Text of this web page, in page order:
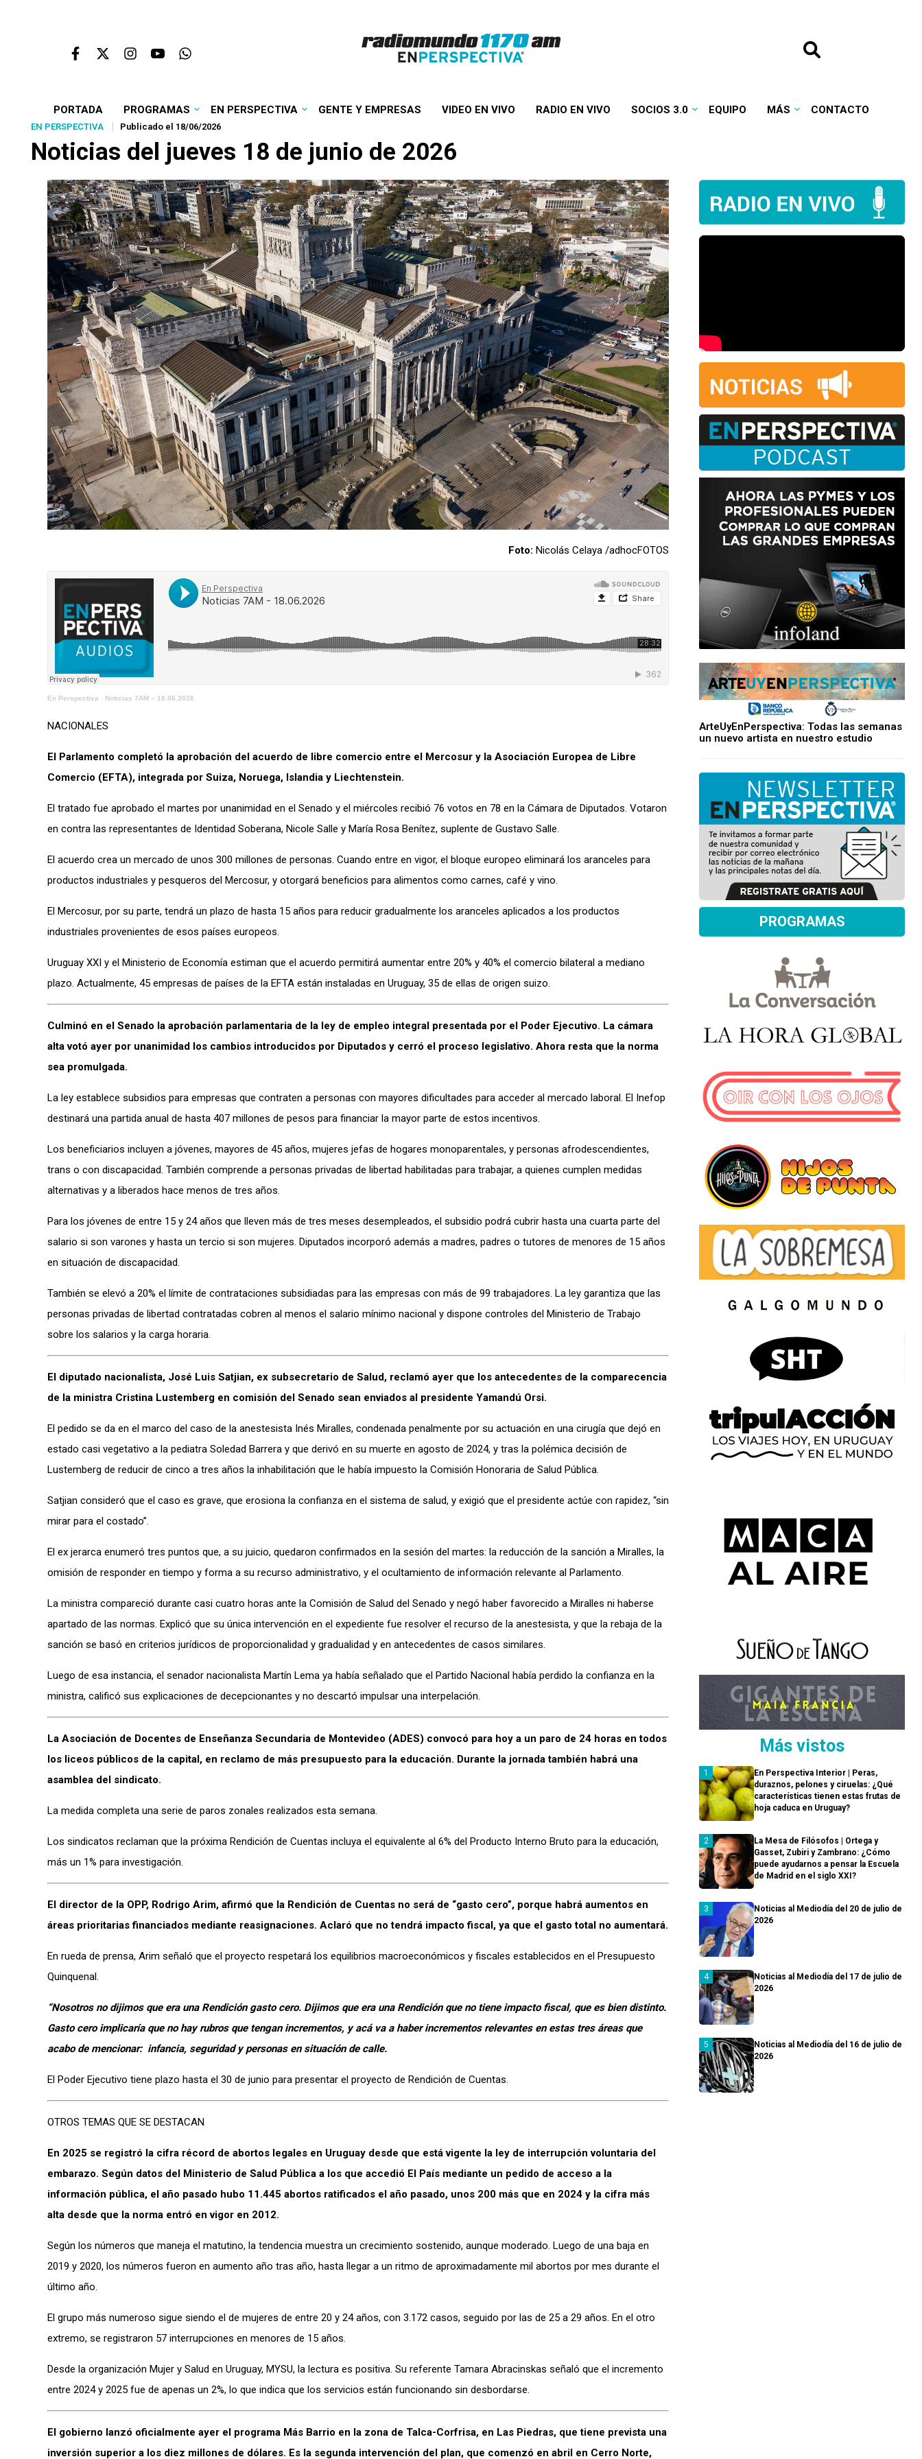
PORTADA PROGRAMAS EN PERSPECTIVA GENTE Y EMPRESAS VIDEO EN VIVO RADIO EN VIVO SOCIOS 3.0 EQUIPO MÁS CONTACTO
EN PERSPECTIVA Publicado el 18/06/2026
Noticias del jueves 18 de junio de 2026
Foto: Nicolás Celaya /adhocFOTOS
En Perspectiva · Noticias 7AM – 18.06.2026
NACIONALES
El Parlamento completó la aprobación del acuerdo de libre comercio entre el Mercosur y la Asociación Europea de Libre
Comercio (EFTA), integrada por Suiza, Noruega, Islandia y Liechtenstein.
El tratado fue aprobado el martes por unanimidad en el Senado y el miércoles recibió 76 votos en 78 en la Cámara de Diputados. Votaron
en contra las representantes de Identidad Soberana, Nicole Salle y María Rosa Benítez, suplente de Gustavo Salle.
El acuerdo crea un mercado de unos 300 millones de personas. Cuando entre en vigor, el bloque europeo eliminará los aranceles para
productos industriales y pesqueros del Mercosur, y otorgará beneficios para alimentos como carnes, café y vino.
El Mercosur, por su parte, tendrá un plazo de hasta 15 años para reducir gradualmente los aranceles aplicados a los productos
industriales provenientes de esos países europeos.
Uruguay XXI y el Ministerio de Economía estiman que el acuerdo permitirá aumentar entre 20% y 40% el comercio bilateral a mediano
plazo. Actualmente, 45 empresas de países de la EFTA están instaladas en Uruguay, 35 de ellas de origen suizo.
Culminó en el Senado la aprobación parlamentaria de la ley de empleo integral presentada por el Poder Ejecutivo. La cámara
alta votó ayer por unanimidad los cambios introducidos por Diputados y cerró el proceso legislativo. Ahora resta que la norma
sea promulgada.
La ley establece subsidios para empresas que contraten a personas con mayores dificultades para acceder al mercado laboral. El Inefop
destinará una partida anual de hasta 407 millones de pesos para financiar la mayor parte de estos incentivos.
Los beneficiarios incluyen a jóvenes, mayores de 45 años, mujeres jefas de hogares monoparentales, y personas afrodescendientes,
trans o con discapacidad. También comprende a personas privadas de libertad habilitadas para trabajar, a quienes cumplen medidas
alternativas y a liberados hace menos de tres años.
Para los jóvenes de entre 15 y 24 años que lleven más de tres meses desempleados, el subsidio podrá cubrir hasta una cuarta parte del
salario si son varones y hasta un tercio si son mujeres. Diputados incorporó además a madres, padres o tutores de menores de 15 años
en situación de discapacidad.
También se elevó a 20% el límite de contrataciones subsidiadas para las empresas con más de 99 trabajadores. La ley garantiza que las
personas privadas de libertad contratadas cobren al menos el salario mínimo nacional y dispone controles del Ministerio de Trabajo
sobre los salarios y la carga horaria.
El diputado nacionalista, José Luis Satjian, ex subsecretario de Salud, reclamó ayer que los antecedentes de la comparecencia
de la ministra Cristina Lustemberg en comisión del Senado sean enviados al presidente Yamandú Orsi.
El pedido se da en el marco del caso de la anestesista Inés Miralles, condenada penalmente por su actuación en una cirugía que dejó en
estado casi vegetativo a la pediatra Soledad Barrera y que derivó en su muerte en agosto de 2024, y tras la polémica decisión de
Lustemberg de reducir de cinco a tres años la inhabilitación que le había impuesto la Comisión Honoraria de Salud Pública.
Satjian consideró que el caso es grave, que erosiona la confianza en el sistema de salud, y exigió que el presidente actúe con rapidez, “sin
mirar para el costado”.
El ex jerarca enumeró tres puntos que, a su juicio, quedaron confirmados en la sesión del martes: la reducción de la sanción a Miralles, la
omisión de responder en tiempo y forma a su recurso administrativo, y el ocultamiento de información relevante al Parlamento.
La ministra compareció durante casi cuatro horas ante la Comisión de Salud del Senado y negó haber favorecido a Miralles ni haberse
apartado de las normas. Explicó que su única intervención en el expediente fue resolver el recurso de la anestesista, y que la rebaja de la
sanción se basó en criterios jurídicos de proporcionalidad y gradualidad y en antecedentes de casos similares.
Luego de esa instancia, el senador nacionalista Martín Lema ya había señalado que el Partido Nacional había perdido la confianza en la
ministra, calificó sus explicaciones de decepcionantes y no descartó impulsar una interpelación.
La Asociación de Docentes de Enseñanza Secundaria de Montevideo (ADES) convocó para hoy a un paro de 24 horas en todos
los liceos públicos de la capital, en reclamo de más presupuesto para la educación. Durante la jornada también habrá una
asamblea del sindicato.
La medida completa una serie de paros zonales realizados esta semana.
Los sindicatos reclaman que la próxima Rendición de Cuentas incluya el equivalente al 6% del Producto Interno Bruto para la educación,
más un 1% para investigación.
El director de la OPP, Rodrigo Arim, afirmó que la Rendición de Cuentas no será de “gasto cero”, porque habrá aumentos en
áreas prioritarias financiados mediante reasignaciones. Aclaró que no tendrá impacto fiscal, ya que el gasto total no aumentará.
En rueda de prensa, Arim señaló que el proyecto respetará los equilibrios macroeconómicos y fiscales establecidos en el Presupuesto
Quinquenal.
“Nosotros no dijimos que era una Rendición gasto cero. Dijimos que era una Rendición que no tiene impacto fiscal, que es bien distinto.
Gasto cero implicaría que no hay rubros que tengan incrementos, y acá va a haber incrementos relevantes en estas tres áreas que
acabo de mencionar: infancia, seguridad y personas en situación de calle.
El Poder Ejecutivo tiene plazo hasta el 30 de junio para presentar el proyecto de Rendición de Cuentas.
OTROS TEMAS QUE SE DESTACAN
En 2025 se registró la cifra récord de abortos legales en Uruguay desde que está vigente la ley de interrupción voluntaria del
embarazo. Según datos del Ministerio de Salud Pública a los que accedió El País mediante un pedido de acceso a la
información pública, el año pasado hubo 11.445 abortos ratificados el año pasado, unos 200 más que en 2024 y la cifra más
alta desde que la norma entró en vigor en 2012.
Según los números que maneja el matutino, la tendencia muestra un crecimiento sostenido, aunque moderado. Luego de una baja en
2019 y 2020, los números fueron en aumento año tras año, hasta llegar a un ritmo de aproximadamente mil abortos por mes durante el
último año.
El grupo más numeroso sigue siendo el de mujeres de entre 20 y 24 años, con 3.172 casos, seguido por las de 25 a 29 años. En el otro
extremo, se registraron 57 interrupciones en menores de 15 años.
Desde la organización Mujer y Salud en Uruguay, MYSU, la lectura es positiva. Su referente Tamara Abracinskas señaló que el incremento
entre 2024 y 2025 fue de apenas un 2%, lo que indica que los servicios están funcionando sin desbordarse.
El gobierno lanzó oficialmente ayer el programa Más Barrio en la zona de Talca-Corfrisa, en Las Piedras, que tiene prevista una
inversión superior a los diez millones de dólares. Es la segunda intervención del plan, que comenzó en abril en Cerro Norte,
ArteUyEnPerspectiva: Todas las semanas
un nuevo artista en nuestro estudio
PROGRAMAS
Más vistos
En Perspectiva Interior | Peras,
duraznos, pelones y ciruelas: ¿Qué
características tienen estas frutas de
hoja caduca en Uruguay?
La Mesa de Filósofos | Ortega y
Gasset, Zubiri y Zambrano: ¿Cómo
puede ayudarnos a pensar la Escuela
de Madrid en el siglo XXI?
Noticias al Mediodía del 20 de julio de
2026
Noticias al Mediodía del 17 de julio de
2026
Noticias al Mediodía del 16 de julio de
2026